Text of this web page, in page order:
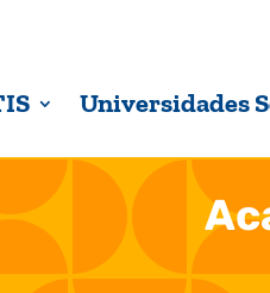
Universidades